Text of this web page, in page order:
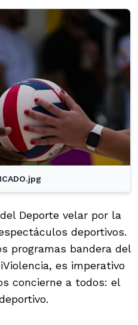
Deporte velar por la
deportivos.
programas bandera del
es imperativo
concierne a todos: el